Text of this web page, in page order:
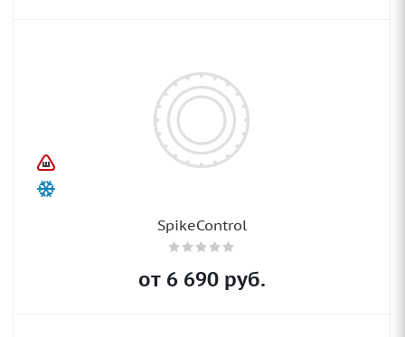
SpikeControl
от 6 690руб.